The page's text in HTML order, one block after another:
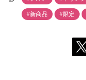
#新商品 #限定